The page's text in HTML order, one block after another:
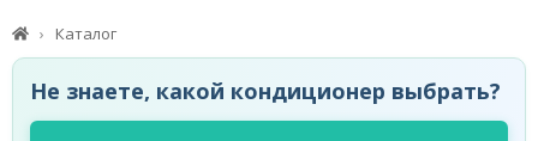
Каталог
Не знаете, какой кондиционер выбрать?